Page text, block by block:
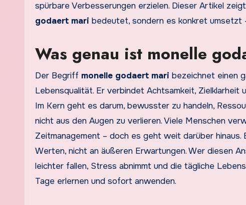
spürbare Verbesserungen erzielen. Dieser Artikel
godaert mari bedeutet, sondern es konkret umsetzt
Was genau ist monelle
Der Begriff monelle godaert mari bezeichnet einen
Lebensqualität. Er verbindet Achtsamkeit, Zielklarheit
Im Kern geht es darum, bewusster zu handeln,
nicht aus den Augen zu verlieren. Viele Menschen
Zeitmanagement – doch es geht weit darüber
Werten, nicht an äußeren Erwartungen. Wer diesen
leichter fallen, Stress abnimmt und die tägliche
Tage erlernen und sofort anwenden.